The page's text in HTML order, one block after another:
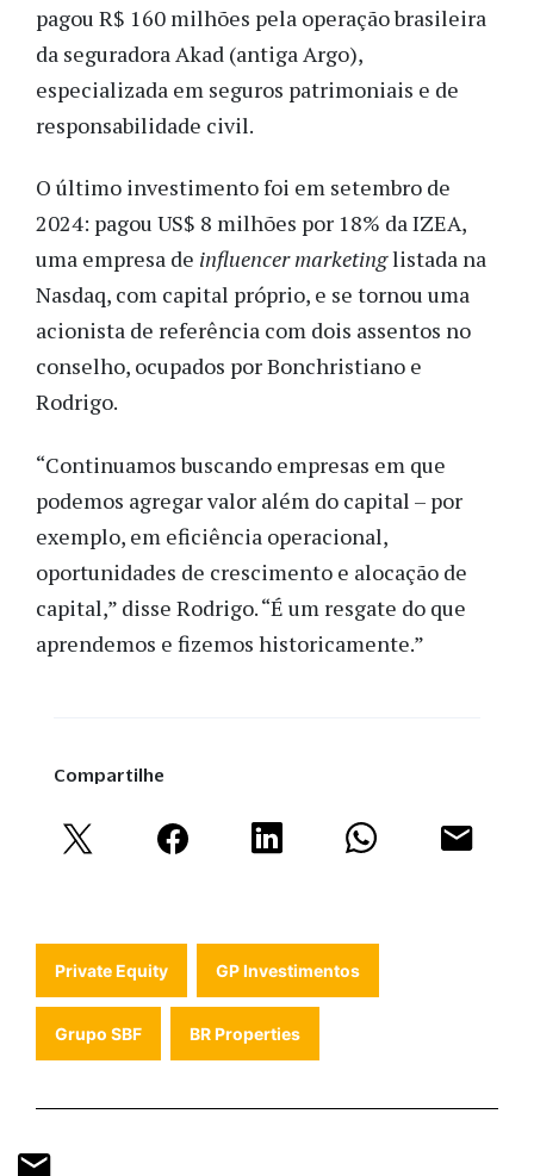
pagou R$ 160 milhões pela operação brasileira
da seguradora Akad (antiga Argo),
especializada em seguros patrimoniais e de
responsabilidade civil.
O último investimento foi em setembro de
2024: pagou US$ 8 milhões por 18% da IZEA,
uma empresa de influencer marketinglistada na
Nasdaq, com capital próprio, e se tornou uma
acionista de referência com dois assentos no
conselho, ocupados por Bonchristiano e
Rodrigo.
“Continuamos buscando empresas em que
podemos agregar valor além do capital – por
exemplo, em eficiência operacional,
oportunidades de crescimento e alocação de
capital,” disse Rodrigo. “É um resgate do que
aprendemos e fizemos historicamente.”
Compartilhe
Private Equity GP Investimentos
Grupo SBF BR Properties